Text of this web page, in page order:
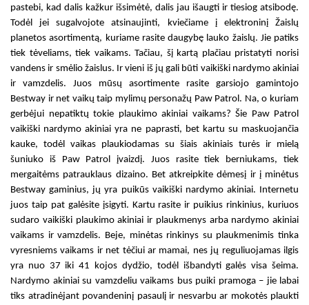
pastebi, kad dalis kažkur išsimėtė, dalis jau išaugti ir tiesiog atsibodę.
Todėl jei sugalvojote atsinaujinti, kviečiame į elektroninį Žaislų
planetos asortimentą, kuriame rasite daugybę lauko žaislų. Jie patiks
tiek tėveliams, tiek vaikams. Tačiau, šį kartą plačiau pristatyti norisi
vandens ir smėlio žaislus. Ir vieni iš jų gali būti vaikiški nardymo akiniai
ir vamzdelis. Juos mūsų asortimente rasite garsiojo gamintojo
Bestway ir net vaikų taip mylimų personažų Paw Patrol. Na, o kuriam
gerbėjui nepatiktų tokie plaukimo akiniai vaikams? Šie Paw Patrol
vaikiški nardymo akiniai yra ne paprasti, bet kartu su maskuojančia
kauke, todėl vaikas plaukiodamas su šiais akiniais turės ir mielą
šuniuko iš Paw Patrol įvaizdį. Juos rasite tiek berniukams, tiek
mergaitėms patrauklaus dizaino. Bet atkreipkite dėmesį ir į minėtus
Bestway gaminius, jų yra puikūs vaikiški nardymo akiniai. Internetu
juos taip pat galėsite įsigyti. Kartu rasite ir puikius rinkinius, kuriuos
sudaro vaikiški plaukimo akiniai ir plaukmenys arba nardymo akiniai
vaikams ir vamzdelis. Beje, minėtas rinkinys su plaukmenimis tinka
vyresniems vaikams ir net tėčiui ar mamai, nes jų reguliuojamas ilgis
yra nuo 37 iki 41 kojos dydžio, todėl išbandyti galės visa šeima.
Nardymo akiniai su vamzdeliu vaikams bus puiki pramoga – jie labai
tiks atradinėjant povandeninį pasaulį ir nesvarbu ar mokotės plaukti